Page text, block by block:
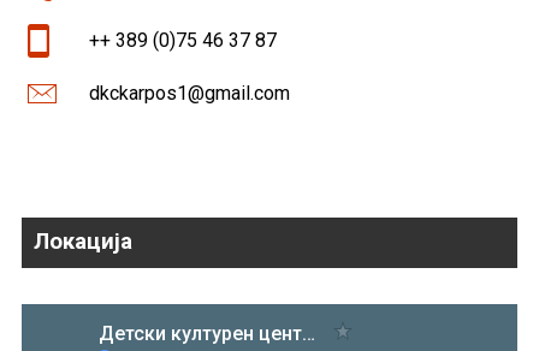
++ 389 (0)75 46 37 87
dkckarpos1@gmail.com
Локација